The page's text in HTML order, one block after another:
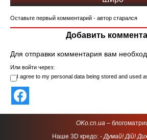
Оставьте первый комментарий - автор старался
Добавить
Для отправки комментария вам
Или войти через:
I agree to my personal data being stored and used
OKo.cn.ua –
Наше 3D кредо: -Думай! Дій!